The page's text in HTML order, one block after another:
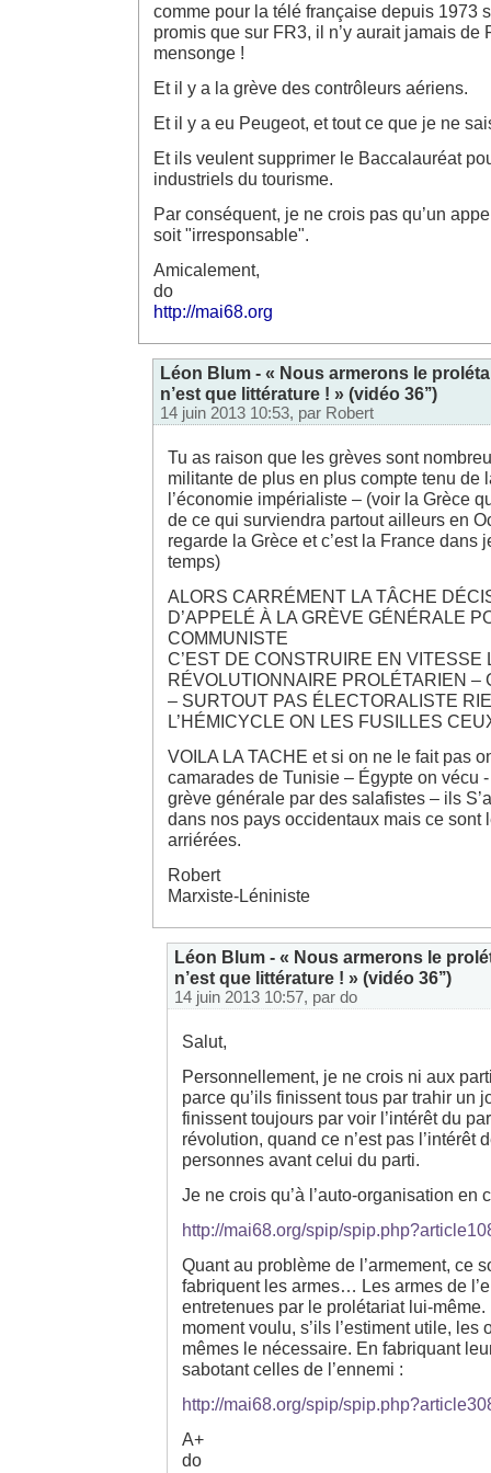
comme pour la télé française depuis 1973
promis que sur FR3, il n’y aurait jamais de
mensonge !
Et il y a la grève des contrôleurs aériens.
Et il y a eu Peugeot, et tout ce que je ne
Et ils veulent supprimer le Baccalauréat
industriels du tourisme.
Par conséquent, je ne crois pas qu’un
soit "irresponsable".
Amicalement,
do
http://mai68.org
Léon Blum - « Nous armerons le
n’est que littérature ! » (vidéo 36’’)
14 juin 2013 10:53, par Robert
Tu as raison que les grèves sont
militante de plus en plus compte tenu de
l’économie impérialiste – (voir la Grèce
de ce qui surviendra partout ailleurs en
regarde la Grèce et c’est la France dans
temps)
ALORS CARRÉMENT LA TÂCHE
D’APPELÉ À LA GRÈVE GÉNÉRALE
COMMUNISTE
C’EST DE CONSTRUIRE EN VITESSE
RÉVOLUTIONNAIRE PROLÉTARIEN –
– SURTOUT PAS ÉLECTORALISTE
L’HÉMICYCLE ON LES FUSILLES
VOILA LA TACHE et si on ne le fait pas
camarades de Tunisie – Égypte on vécu
grève générale par des salafistes – ils
dans nos pays occidentaux mais ce sont
arriérées.
Robert
Marxiste-Léniniste
Léon Blum - « Nous armerons le
n’est que littérature ! » (vidéo 36’’)
14 juin 2013 10:57, par do
Salut,
Personnellement, je ne crois ni aux
parce qu’ils finissent tous par trahir un
finissent toujours par voir l’intérêt du
révolution, quand ce n’est pas l’intérêt
personnes avant celui du parti.
Je ne crois qu’à l’auto-organisation en
http://mai68.org/spip/
Quant au problème de l’armement, ce
fabriquent les armes… Les armes de
entretenues par le prolétariat lui-
moment voulu, s’ils l’estiment utile, les
mêmes le nécessaire. En fabriquant
sabotant celles de l’ennemi :
http://mai68.org/spip/
A+
do